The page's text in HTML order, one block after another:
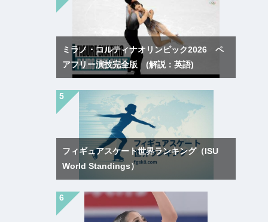
ミラノ・コルティナオリンピック2026 ペ
アフリー演技完全版 (解説：英語)
フィギュアスケート世界ランキング（ISU
World Standings）